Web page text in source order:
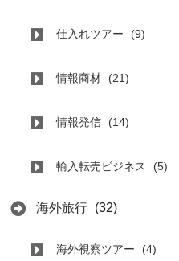
仕入れツアー (9)
情報商材 (21)
情報発信 (14)
輸入転売ビジネス (5)
海外旅行 (32)
海外視察ツアー (4)